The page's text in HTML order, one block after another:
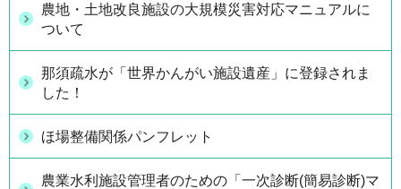
農地・土地改良施設の大規模災害対応マニュアルに
ついて
那須疏水が「世界かんがい施設遺産」に登録されま
した！
ほ場整備関係パンフレット
農業水利施設管理者のための「一次診断(簡易診断)マ